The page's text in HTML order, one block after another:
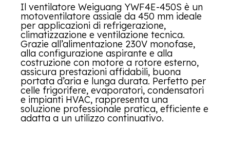
Il ventilatore Weiguang YWF4E-450S è un
motoventilatore assiale da 450 mm ideale
per applicazioni di refrigerazione,
climatizzazione e ventilazione tecnica.
Grazie all’alimentazione 230V monofase,
alla configurazione aspirante e alla
costruzione con motore a rotore esterno,
assicura prestazioni affidabili, buona
portata d’aria e lunga durata. Perfetto per
celle frigorifere, evaporatori, condensatori
e impianti HVAC, rappresenta una
soluzione professionale pratica, efficiente e
adatta a un utilizzo continuativo.